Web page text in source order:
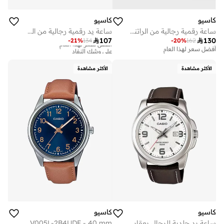
كاسيو
ساعة رقمية رجالية من الراتنج -- - . مم
130
162
-20%
أفضل سعر لهذا العام
كاسيو
ساعة يد رقمية رجالية من الفولاذ المقاوم للصدأ - - مم
107
134
-21%
أفضل سعر لهذا العام
على وشك النفاد
على وشك النفاد
الأكثر مشاهدة
كاسيو
الأكثر مشاهدة
كاسيو